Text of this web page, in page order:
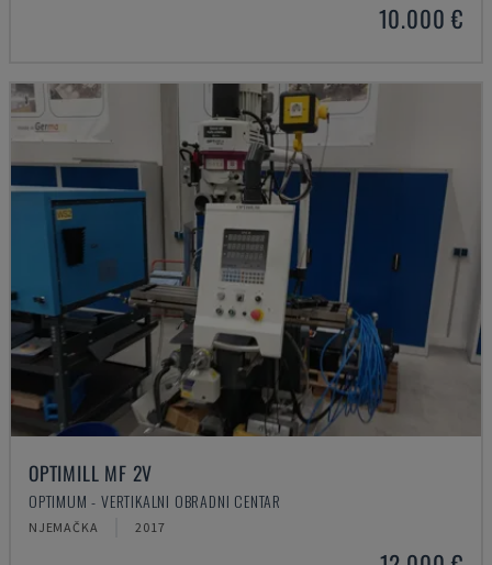
10.000 €
OPTIMILL MF 2V
OPTIMUM - VERTIKALNI OBRADNI CENTAR
NJEMAČKA 2017